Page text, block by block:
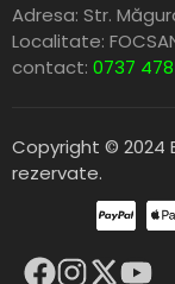
Adresa: Str.
Localitate:
contact: 0737
Copyright © 2024
rezervate.